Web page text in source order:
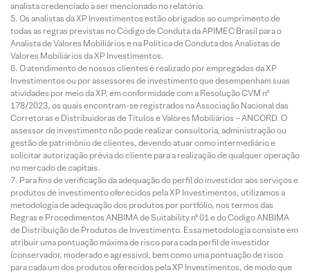
analista credenciado a ser mencionado no relatório.
Os analistas da XP Investimentos estão obrigados ao cumprimento de
todas as regras previstas no Código de Conduta da APIMEC Brasil para o
Analista de Valores Mobiliários e na Política de Conduta dos Analistas de
Valores Mobiliários da XP Investimentos.
O atendimento de nossos clientes é realizado por empregados da XP
Investimentos ou por assessores de investimento que desempenham suas
atividades por meio da XP, em conformidade com a Resolução CVM nº
178/2023, os quais encontram-se registrados na Associação Nacional das
Corretoras e Distribuidoras de Títulos e Valores Mobiliários – ANCORD. O
assessor de investimento não pode realizar consultoria, administração ou
gestão de patrimônio de clientes, devendo atuar como intermediário e
solicitar autorização prévia do cliente para a realização de qualquer operação
no mercado de capitais.
Para fins de verificação da adequação do perfil do investidor aos serviços e
produtos de investimento oferecidos pela XP Investimentos, utilizamos a
metodologia de adequação dos produtos por portfólio, nos termos das
Regras e Procedimentos ANBIMA de Suitability nº 01 e do Código ANBIMA
de Distribuição de Produtos de Investimento. Essa metodologia consiste em
atribuir uma pontuação máxima de risco para cada perfil de investidor
(conservador, moderado e agressivo), bem como uma pontuação de risco
para cada um dos produtos oferecidos pela XP Investimentos, de modo que